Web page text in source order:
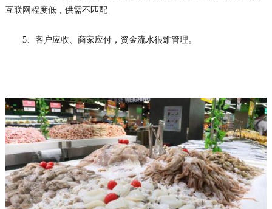
互联网程度低，供需不匹配
5、客户应收、商家应付，资金流水很难管理。